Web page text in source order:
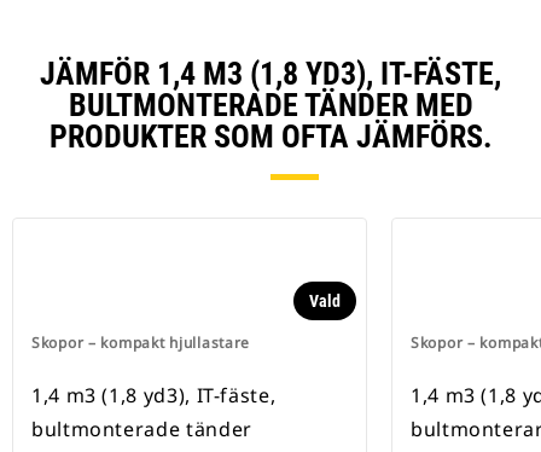
JÄMFÖR 1,4 M3 (1,8 YD3), IT-FÄSTE,
BULTMONTERADE TÄNDER MED
PRODUKTER SOM OFTA JÄMFÖRS.
Skopor – kompakt hjullastare
Vald
1,4 m3 (1,8 yd3), IT-fäste,
bultmonterade tänder
Skopor –
1,4 m3 (1,8